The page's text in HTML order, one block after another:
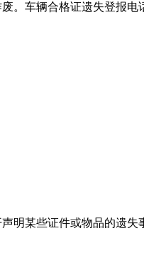
。车辆合格证遗失登报电
明某些证件或物品的遗失